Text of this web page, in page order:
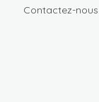
Contactez-nous